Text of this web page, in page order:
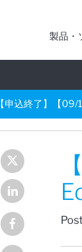
製品・
【申込終了】【